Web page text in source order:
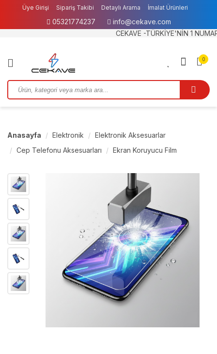
Üye Girişi Sipariş Takibi Detaylı Arama İmalat Ürünleri
Garanti ve İade IBAN BİLGİLERİMİZ
05321774237
info@cekave.com
CEKAVE -TÜRKİYE'NİN 1
0
Anasayfa Elektronik
Elektronik Aksesuarlar
Cep Telefonu Aksesuarları
Ekran Koruyucu Film